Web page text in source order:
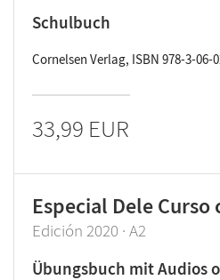
Schulbuch
Cornelsen Verlag, ISBN 978-3-06-
33,99 EUR
Especial Dele
Edición 2020 · A2
Übungsbuch mit Audios